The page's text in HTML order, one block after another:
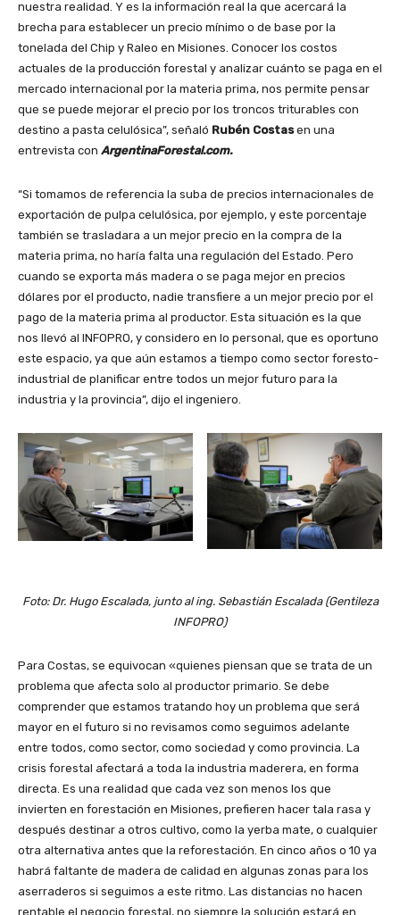
nuestra realidad. Y es la información real la que acercará la
brecha para establecer un precio mínimo o de base por la
tonelada del Chip y Raleo en Misiones. Conocer los costos
actuales de la producción forestal y analizar cuánto se paga en el
mercado internacional por la materia prima, nos permite pensar
que se puede mejorar el precio por los troncos triturables con
destino a pasta celulósica”, señaló Rubén Costasen una
entrevista con ArgentinaForestal.com.
“Si tomamos de referencia la suba de precios internacionales de
exportación de pulpa celulósica, por ejemplo, y este porcentaje
también se trasladara a un mejor precio en la compra de la
materia prima, no haría falta una regulación del Estado. Pero
cuando se exporta más madera o se paga mejor en precios
dólares por el producto, nadie transfiere a un mejor precio por el
pago de la materia prima al productor. Esta situación es la que
nos llevó al INFOPRO, y considero en lo personal, que es oportuno
este espacio, ya que aún estamos a tiempo como sector foresto-
industrial de planificar entre todos un mejor futuro para la
industria y la provincia”, dijo el ingeniero.
Foto: Dr. Hugo Escalada, junto al ing. Sebastián Escalada (Gentileza
INFOPRO)
Para Costas, se equivocan «quienes piensan que se trata de un
problema que afecta solo al productor primario. Se debe
comprender que estamos tratando hoy un problema que será
mayor en el futuro si no revisamos como seguimos adelante
entre todos, como sector, como sociedad y como provincia. La
crisis forestal afectará a toda la industria maderera, en forma
directa. Es una realidad que cada vez son menos los que
invierten en forestación en Misiones, prefieren hacer tala rasa y
después destinar a otros cultivo, como la yerba mate, o cualquier
otra alternativa antes que la reforestación. En cinco años o 10 ya
habrá faltante de madera de calidad en algunas zonas para los
aserraderos si seguimos a este ritmo. Las distancias no hacen
rentable el negocio forestal, no siempre la solución estará en